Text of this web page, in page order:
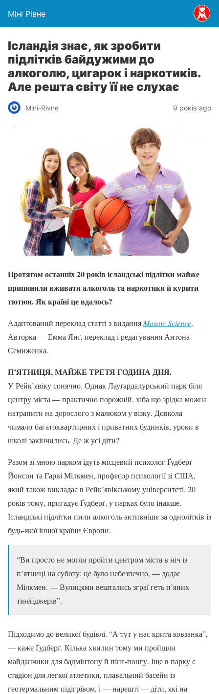
Міні Рівне
Ісландія знає, як зробити
підлітків байдужими до
алкоголю, цигарок і наркотиків.
Але решта світу її не слухає
Mini-Rivne 9 років ago
Протягом останніх 20 років ісландські підлітки майже
припинили вживати алкоголь та наркотики й курити
тютюн. Як країні це вдалось?
Адаптований переклад статті з видання Mosaic Science.
Авторка — Емма Янґ, переклад і редагування Антона
Семиженка.
П’ЯТНИЦЯ, МАЙЖЕ ТРЕТЯ ГОДИНА ДНЯ.
У Рейк’явіку сонячно. Однак Лауґардалурський парк біля
центру міста — практично порожній, хіба що зрідка можна
натрапити на дорослого з малюком у візку. Довкола
чимало багатоквартирних і приватних будинків, уроки в
школі закінчились. Де ж усі діти?
Разом зі мною парком ідуть місцевий психолог Ґудберґ
Йонсон та Гарві Мілкмен, професор психології зі США,
який також викладає в Рейк’явікському університеті. 20
років тому, пригадує Ґудберґ, у парках було інакше.
Ісландські підлітки пили алкоголь активніше за однолітків із
будь-якої іншої країни Європи.
“Ви просто не могли пройти центром міста в ніч із
п’ятниці на суботу: це було небезпечно, — додає
Мілкмен. — Вулицями вештались зграї геть п’яних
тінейджерів”.
Підходимо до великої будівлі. “А тут у нас крита ковзанка”,
— каже Ґудберґ. Кілька хвилин тому ми пройшли
майданчики для бадмінтону й пінг-понгу. Іще в парку є
стадіон для легкої атлетики, плавальний басейн із
геотермальним підігрівом, і — нарешті — діти, які на